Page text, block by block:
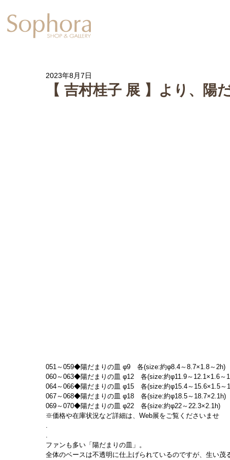
【 吉村桂子 展 】より、陽
2023年8月7日
051～059◆陽だまりの皿 φ9　各(size:約φ8.4～8.7×1.8～2h)
060～063◆陽だまりの皿 φ12　各(size:約φ11.9～12.1×1.6～
064～066◆陽だまりの皿 φ15　各(size:約φ15.4～15.6×1.5～
067～068◆陽だまりの皿 φ18　各(size:約φ18.5～18.7×2.1h)
069～070◆陽だまりの皿 φ22　各(size:約φ22～22.3×2.1h)
※価格や在庫状況など詳細は、Web展をご覧くださいませ
.
.
ファンも多い「陽だまりの皿」。
全体のベースは不透明に仕上げられているのですが、生い